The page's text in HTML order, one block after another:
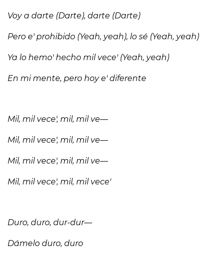
Voy a darte (Darte), darte (Darte)
Pero e' prohibido (Yeah, yeah), lo sé (Yeah, yeah)
Ya lo hemo' hecho mil vece' (Yeah, yeah)
En mi mente, pero hoy e' diferente
Mil, mil vece', mil, mil ve—
Mil, mil vece', mil, mil ve—
Mil, mil vece', mil, mil ve—
Mil, mil vece', mil, mil vece'
Duro, duro, dur-dur—
Dámelo duro, duro